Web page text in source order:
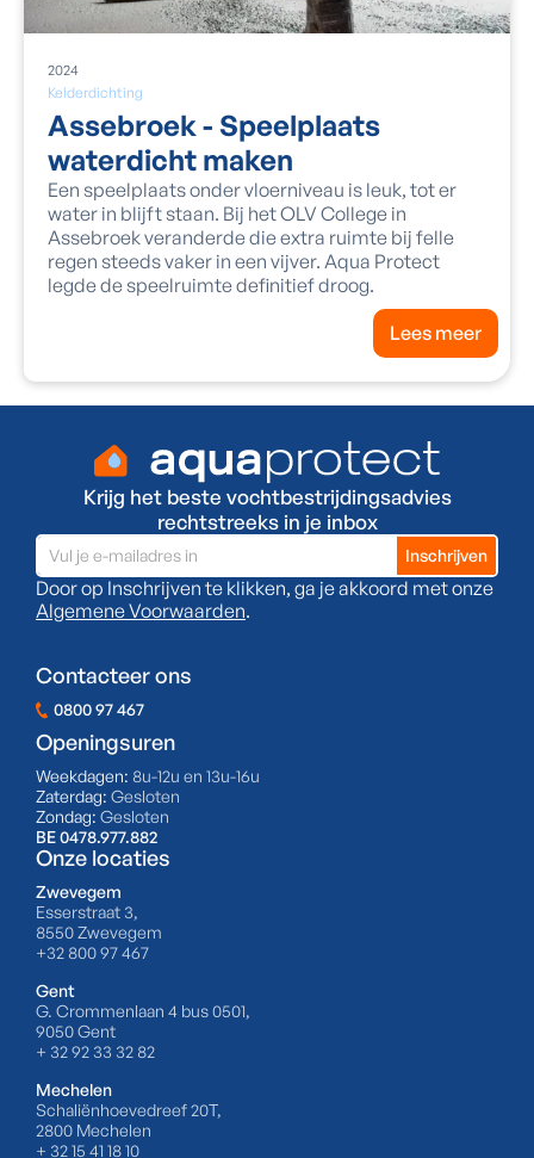
Kelderdichting
2024
Assebroek - Speelplaats
waterdicht maken
Een speelplaats onder vloerniveau is leuk, tot er
water in blijft staan. Bij het OLV College in
Assebroek veranderde die extra ruimte bij felle
regen steeds vaker in een vijver. Aqua Protect
legde de speelruimte definitief droog.
Lees meer
Krijg het beste vochtbestrijdingsadvies
rechtstreeks in je inbox
Door op Inschrijven te klikken, ga je akkoord met onze
Algemene Voorwaarden.
Contacteer ons
0800 97 467
Openingsuren
Weekdagen: 8u-12u en 13u-16u
Zaterdag: Gesloten
Zondag: Gesloten
BE 0478.977.882
Onze locaties
Zwevegem
Esserstraat 3,
8550 Zwevegem
+32 800 97 467
Gent
G. Crommenlaan 4 bus 0501,
9050 Gent
+ 32 92 33 32 82
Mechelen
Schaliënhoevedreef 20T,
2800 Mechelen
+ 32 15 41 18 10